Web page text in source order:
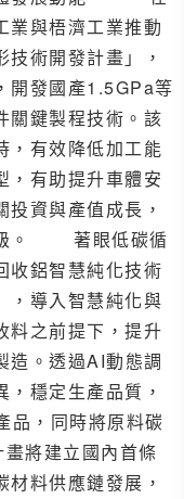
業與梧濟工業推動
技術開發計畫」，
開發國產1.5GPa等
關鍵製程技術。該
，有效降低加工能
，有助提升車體安
資與產值成長，
級。 著眼低碳循
收鋁智慧純化技術
，導入智慧純化與
料之前提下，提升
造。透過AI動態調
穩定生產品質，
品，同時將原料碳
將建立國內首條
料供應鏈發展，